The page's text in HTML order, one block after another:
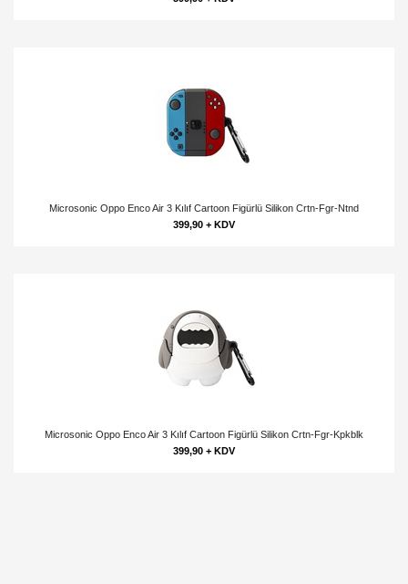
Microsonic Oppo Enco Air 3 Kılıf Cartoon Figürlü Silikon Crtn-Fgr-Ntnd
399,90 + KDV
Microsonic Oppo Enco Air 3 Kılıf Cartoon Figürlü Silikon Crtn-Fgr-Kpkblk
399,90 + KDV